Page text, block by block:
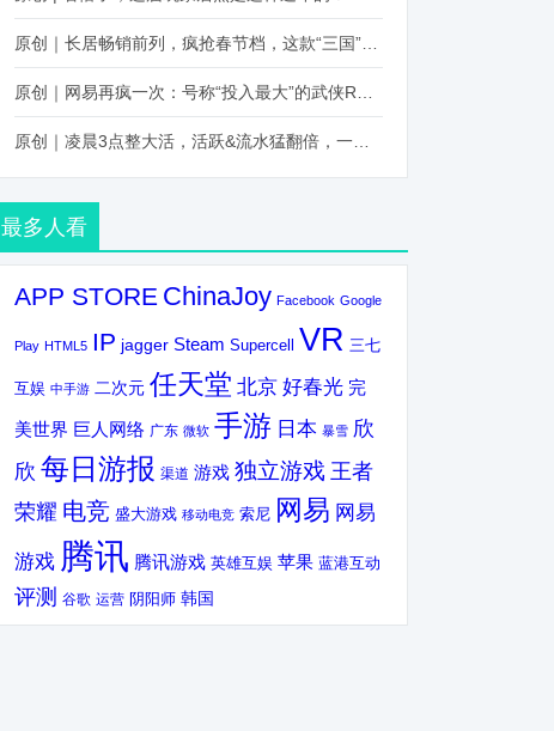
最多人看
APP STORE ChinaJoy Facebook Google
Play HTML5 IP jagger Steam Supercell VR 三七
互娱 中手游 二次元 任天堂 北京 好春光 完
美世界 巨人网络 广东 微软 手游 日本 暴雪 欣
欣 每日游报 渠道 游戏 独立游戏 王者
荣耀 电竞 盛大游戏 移动电竞 索尼 网易 网易
游戏 腾讯 腾讯游戏 英雄互娱 苹果 蓝港互动
评测 谷歌 运营 阴阳师 韩国